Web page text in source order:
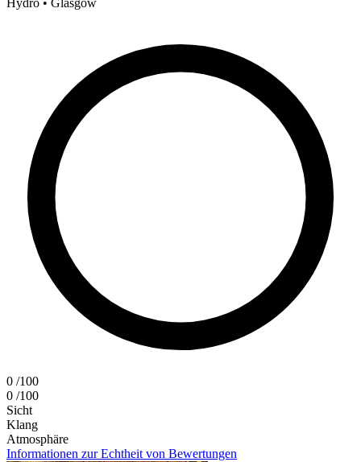
Hydro • Glasgow
0 /100
0 /100
Sicht
Klang
Atmosphäre
Informationen zur Echtheit von Bewertungen